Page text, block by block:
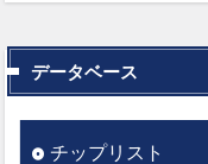
データベース
チップリスト